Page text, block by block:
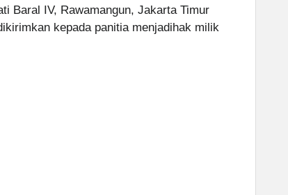
Baral IV, Rawamangun, Jakarta Timur
kepada panitia menjadihak milik